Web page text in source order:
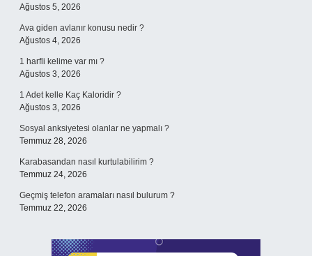
Ağustos 5, 2026
Ava giden avlanır konusu nedir ?
Ağustos 4, 2026
1 harfli kelime var mı ?
Ağustos 3, 2026
1 Adet kelle Kaç Kaloridir ?
Ağustos 3, 2026
Sosyal anksiyetesi olanlar ne yapmalı ?
Temmuz 28, 2026
Karabasandan nasıl kurtulabilirim ?
Temmuz 24, 2026
Geçmiş telefon aramaları nasıl bulurum ?
Temmuz 22, 2026